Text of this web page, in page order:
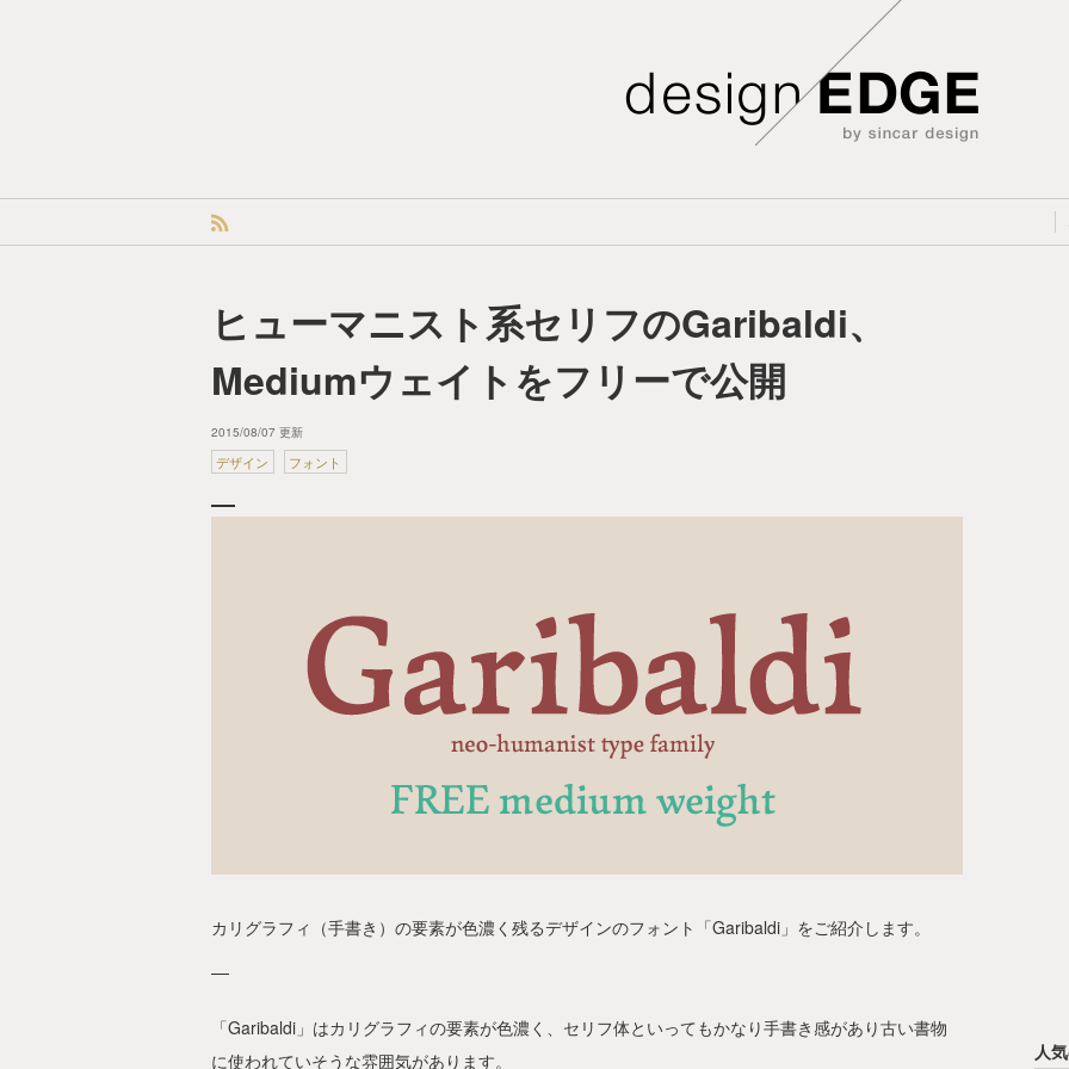
ヒューマニスト系セリフのGaribaldi、
Mediumウェイトをフリーで公開
2015/08/07 更新
デザイン フォント
カリグラフィ（手書き）の要素が色濃く残るデザインのフォント「Garibaldi」をご紹介します。
「Garibaldi」はカリグラフィの要素が色濃く、セリフ体といってもかなり手書き感があり古い書物
に使われていそうな雰囲気があります。
人